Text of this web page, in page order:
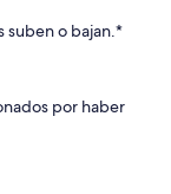
suben o bajan.*
por haber